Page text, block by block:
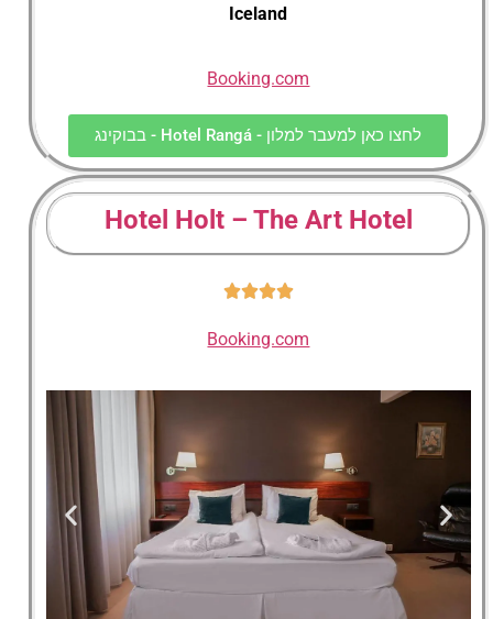
Iceland
Booking.com
לחצו כאן למעבר למלון - Hotel Rangá - בבוקינג
Hotel Holt – The Art Hotel
Booking.com